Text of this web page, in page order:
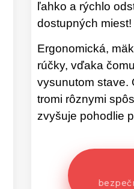
ľahko a rýchlo
dostupných miest!
Ergonomická,
rúčky, vďaka
vysunutom stave.
tromi rôznymi
zvyšuje pohodlie